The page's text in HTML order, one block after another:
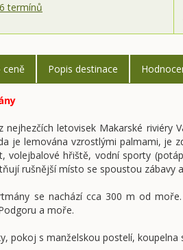
termínů
Popis destinace
nejhezčích letovisek Makarské riviéry
je lemována vzrostlými palmami, je
volejbalové hřiště, vodní sporty
rušnější místo se spoustou zábavy
se nachází cca 300 m od
a moře.
pokoj s manželskou postelí,